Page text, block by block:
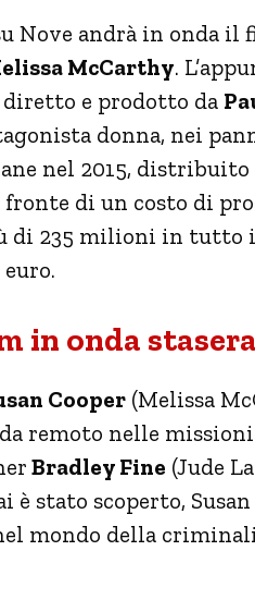
Nove andrà in onda il
McCarthy.
diretto e prodotto da
donna, nei
nel 2015, distribuito
fronte di un costo di
di 235 milioni in tutto
in onda
Cooper (Melissa
remoto nelle
Bradley Fine (Jude
è stato scoperto,
mondo della